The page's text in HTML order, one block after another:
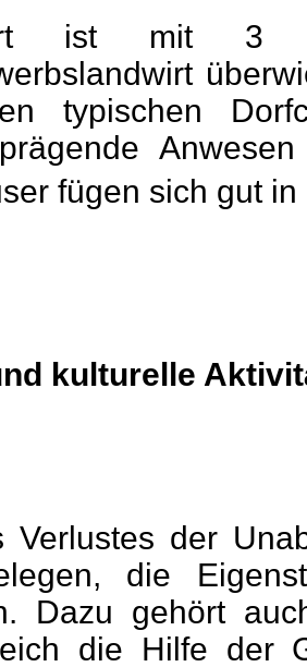
ist mit 3
typischen
fügen sich gut
kulturelle
Verlustes der
die
Dazu gehört
die Hilfe der